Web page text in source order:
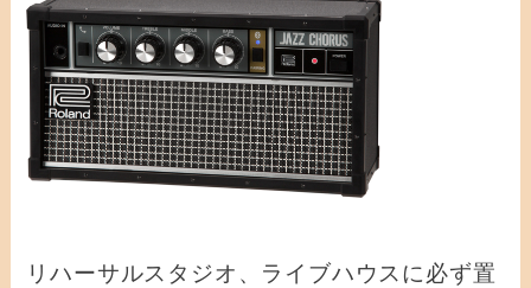
リハーサルスタジオ、ライブハウスに必ず置